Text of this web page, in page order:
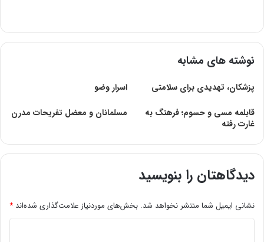
نوشته های مشابه
پزشکان‌، تهدیدی‌ برای‌ سلامتی‌
اسرار وضو
قابلمه مسی و حسوم؛ فرهنگ به
غارت رفته
مسلمانان و معضل تفریحات مدرن
دیدگاهتان را بنویسید
نشانی ایمیل شما منتشر نخواهد شد. بخش‌های موردنیاز علامت‌گذاری شده‌اند *